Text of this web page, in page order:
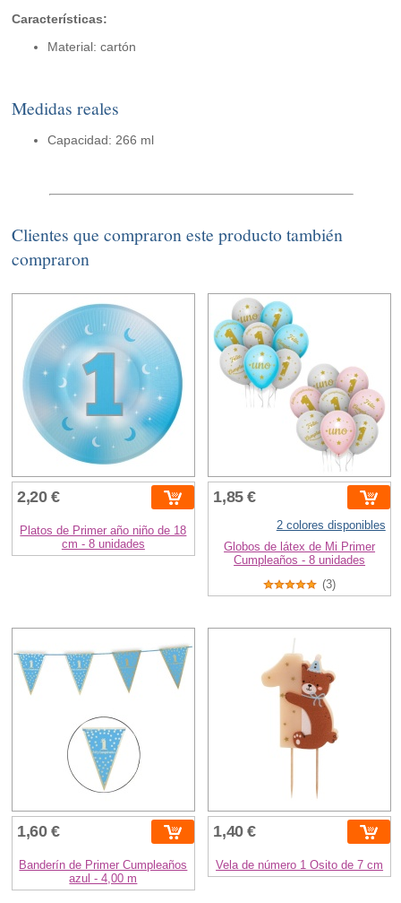
Características:
Material: cartón
Medidas reales
Capacidad: 266 ml
Clientes que compraron este producto también
compraron
2,20 €
Platos de Primer año niño de 18
cm - 8 unidades
1,85 €
2 colores disponibles
Globos de látex de Mi Primer
Cumpleaños - 8 unidades
(3)
1,60 €
Banderín de Primer Cumpleaños
azul - 4,00 m
1,40 €
Vela de número 1 Osito de 7 cm